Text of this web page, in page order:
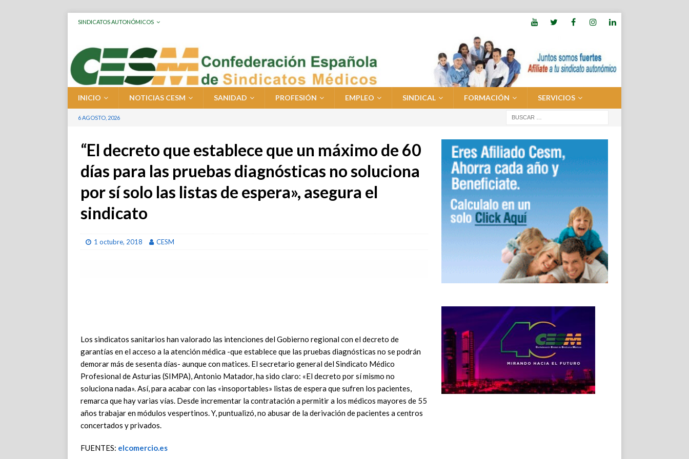
SINDICATOS AUTONÓMICOS
INICIO NOTICIAS CESM SANIDAD PROFESIÓN EMPLEO SINDICAL FORMACIÓN SERVICIOS
6 AGOSTO, 2026
“El decreto que establece que un máximo de 60
días para las pruebas diagnósticas no soluciona
por sí solo las listas de espera», asegura el
sindicato
1 octubre, 2018 CESM
Los sindicatos sanitarios han valorado las intenciones del Gobierno regional con el decreto de
garantías en el acceso a la atención médica -que establece que las pruebas diagnósticas no se podrán
demorar más de sesenta días- aunque con matices. El secretario general del Sindicato Médico
Profesional de Asturias (SIMPA), Antonio Matador, ha sido claro: «El decreto por sí mismo no
soluciona nada». Así, para acabar con las «insoportables» listas de espera que sufren los pacientes,
remarca que hay varias vías. Desde incrementar la contratación a permitir a los médicos mayores de 55
años trabajar en módulos vespertinos. Y, puntualizó, no abusar de la derivación de pacientes a centros
concertados y privados.
FUENTES: elcomercio.es